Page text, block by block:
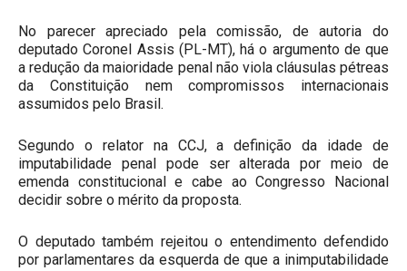
No parecer apreciado pela comissão, de autoria do
deputado Coronel Assis (PL-MT), há o argumento de que
a redução da maioridade penal não viola cláusulas pétreas
da Constituição nem compromissos internacionais
assumidos pelo Brasil.
Segundo o relator na CCJ, a definição da idade de
imputabilidade penal pode ser alterada por meio de
emenda constitucional e cabe ao Congresso Nacional
decidir sobre o mérito da proposta.
O deputado também rejeitou o entendimento defendido
por parlamentares da esquerda de que a inimputabilidade